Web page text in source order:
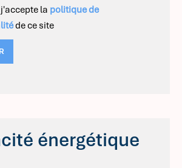
j'accepte la politique de
de ce site
énergétique